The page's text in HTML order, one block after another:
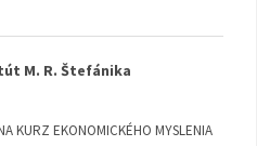
M. R. Štefánika
KURZ EKONOMICKÉHO MYSLENIA